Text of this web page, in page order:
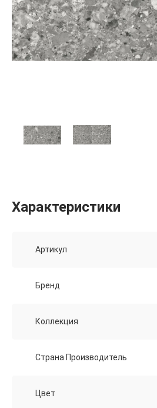
Характеристики
Артикул
Бренд
Коллекция
Страна Производитель
Цвет